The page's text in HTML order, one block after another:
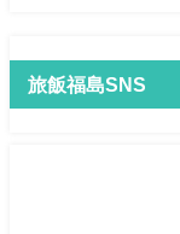
旅飯福島SNS